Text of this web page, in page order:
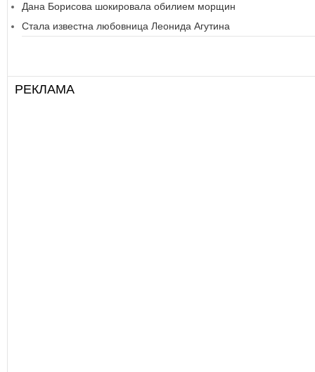
Дана Борисова шокировала обилием морщин
Стала известна любовница Леонида Агутина
РЕКЛАМА